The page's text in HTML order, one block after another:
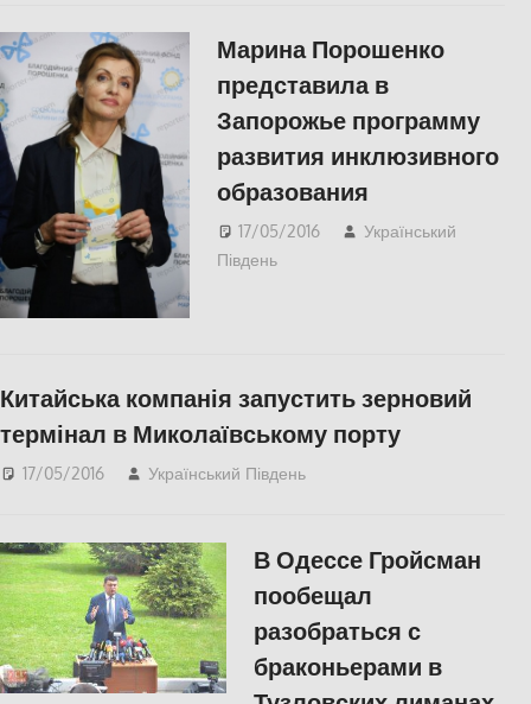
Марина Порошенко
представила в
Запорожье программу
развития инклюзивного
образования
17/05/2016
Український
Південь
Китайська компанія запустить зерновий
термінал в Миколаївському порту
17/05/2016 Український Південь
В Одессе Гройсман
пообещал
разобраться с
браконьерами в